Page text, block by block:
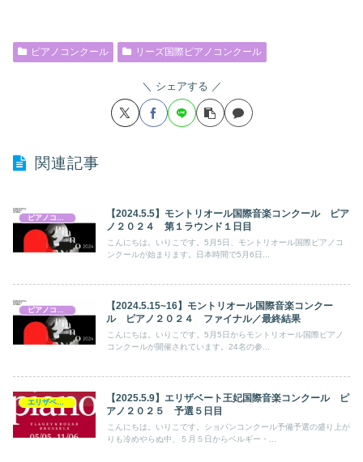
ピアノコンクール リーズ国際ピアノコンクール
シェアする
関連記事
ピアノコンクール
【2024.5.5】モントリオール国際音楽コンクール ピア
ノ２０２４ 第１ラウンド１日目
こんにちは。いりこです。5月5日、モントリオール国際ピアノコ
ンクールが始まります。日本時間で5月6日...
ピアノコンクール
【2024.5.15~16】モントリオール国際音楽コンクー
ル ピアノ２０２４ ファイナル／最終結果
こんにちは。いりこです。5月5日からモントリオール国際ピアノ
コンクールが開催されています。24名の参...
エリザベート王妃国際音楽コンクール
【2025.5.9】エリザベート王妃国際音楽コンクール ピ
アノ２０２５ 予選５日目
こんにちは。いりこです。ショパンコンクール予備予選の盛り上が
りも冷めやらぬ中、５月５日からベルギー・...